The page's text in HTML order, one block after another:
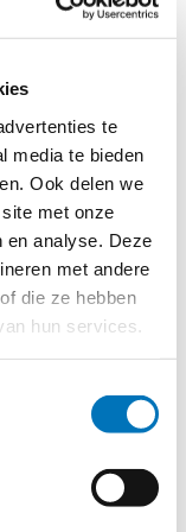
te
media te bieden
Ook delen we
met onze
en analyse. Deze
met andere
die ze hebben
hun services.
in een keer
wij namelijk
tot
onze wifi-
aan onze
dichtbij